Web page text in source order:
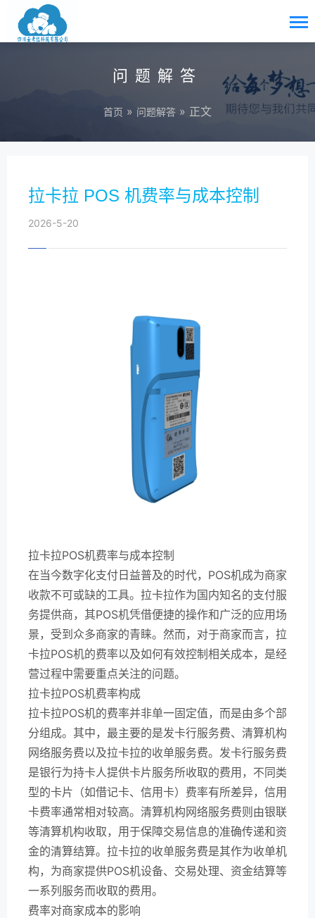
问题解答
首页 » 问题解答 » 正文
拉卡拉 POS 机费率与成本控制
2026-5-20
拉卡拉POS机费率与成本控制
在当今数字化支付日益普及的时代，POS机成为商家
收款不可或缺的工具。拉卡拉作为国内知名的支付服
务提供商，其POS机凭借便捷的操作和广泛的应用场
景，受到众多商家的青睐。然而，对于商家而言，拉
卡拉POS机的费率以及如何有效控制相关成本，是经
营过程中需要重点关注的问题。
拉卡拉POS机费率构成
拉卡拉POS机的费率并非单一固定值，而是由多个部
分组成。其中，最主要的是发卡行服务费、清算机构
网络服务费以及拉卡拉的收单服务费。发卡行服务费
是银行为持卡人提供卡片服务所收取的费用，不同类
型的卡片（如借记卡、信用卡）费率有所差异，信用
卡费率通常相对较高。清算机构网络服务费则由银联
等清算机构收取，用于保障交易信息的准确传递和资
金的清算结算。拉卡拉的收单服务费是其作为收单机
构，为商家提供POS机设备、交易处理、资金结算等
一系列服务而收取的费用。
费率对商家成本的影响